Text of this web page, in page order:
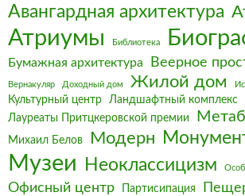
Авангардная архитектура
Атриумы Библиотека
Бумажная архитектура Веерное
Вернакуляр Доходный дом Жилой дом
Культурный центр
Ландшафтный комплекс
Лауреаты Притцкеровской премии
Михаил Белов Модерн
Музеи Неоклассицизм
Офисный центр Партисипация